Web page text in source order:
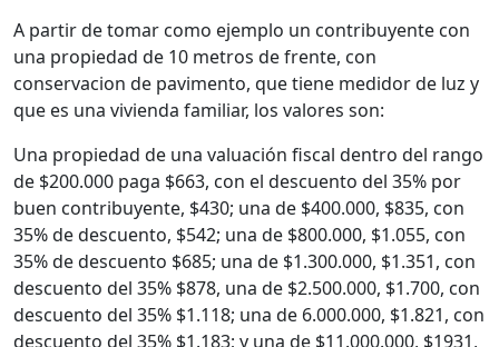
A partir de tomar como ejemplo un contribuyente con
una propiedad de 10 metros de frente, con
conservacion de pavimento, que tiene medidor de luz y
que es una vivienda familiar, los valores son:
Una propiedad de una valuación fiscal dentro del rango
de $200.000 paga $663, con el descuento del 35% por
buen contribuyente, $430; una de $400.000, $835, con
35% de descuento, $542; una de $800.000, $1.055, con
35% de descuento $685; una de $1.300.000, $1.351, con
descuento del 35% $878, una de $2.500.000, $1.700, con
descuento del 35% $1.118; una de 6.000.000, $1.821, con
descuento del 35% $1.183; y una de $11.000.000, $1931,